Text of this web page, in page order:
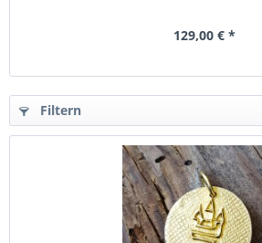
129,00 € *
Filtern